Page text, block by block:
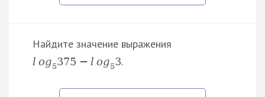
Найдите значение выражения
l og5375 − l og53.